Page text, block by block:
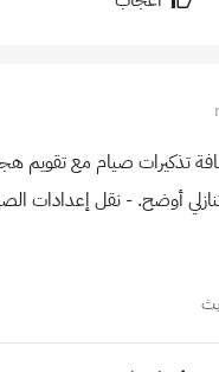
2.4.0+13 - إضافة تذكيرات
أوضح. - نقل إعدادات